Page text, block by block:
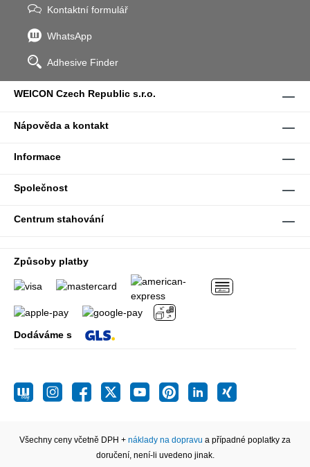
Kontaktní formulář
WhatsApp
Adhesive Finder
WEICON Czech Republic s.r.o.
Nápověda a kontakt
Informace
Společnost
Centrum stahování
Způsoby platby
Dodáváme s
Všechny ceny včetně DPH + náklady na dopravu a případné poplatky za
doručení, není-li uvedeno jinak.